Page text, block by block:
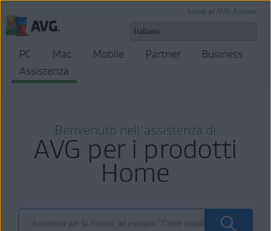
Accedi ad AVG Account
PC Mac Mobile Partner
Business
Assistenza
Benvenuto nell'assistenza di
AVG per i prodotti
Home